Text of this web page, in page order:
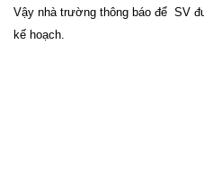
Vậy nhà trường thông báo để SV
kế hoạch.